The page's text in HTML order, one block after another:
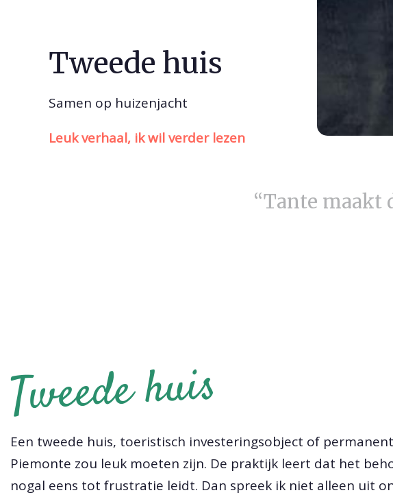
Tweede huis
Samen op huizenjacht
Leuk verhaal, ik wil verder lezen
“Tante maakt
Tweede huis
Een tweede huis, toeristisch investeringsobject of
Piemonte zou leuk moeten zijn. De praktijk leert dat het
nogal eens tot frustratie leidt. Dan spreek ik niet alleen uit